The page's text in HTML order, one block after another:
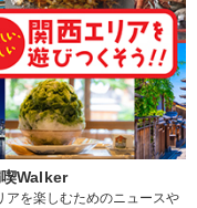
Walker
アを楽しむためのニュースや